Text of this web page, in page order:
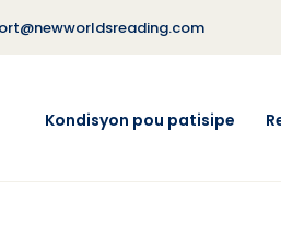
Kondisyon pou patisipe